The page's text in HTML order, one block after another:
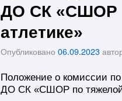
ДО СК «СШОР
атлетике»
Опубликовано 06.09.2023
Положение о комиссии
ДО СК «СШОР по тяжелой